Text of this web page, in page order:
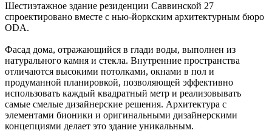
Шестиэтажное здание резиденции Саввинской 27
спроектировано вместе с нью-йоркским архитектурным бюро
ODA.
Фасад дома, отражающийся в глади воды, выполнен из
натурального камня и стекла. Внутренние пространства
отличаются высокими потолками, окнами в пол и
продуманной планировкой, позволяющей эффективно
использовать каждый квадратный метр и реализовывать
самые смелые дизайнерские решения. Архитектура с
элементами бионики и оригинальными дизайнерскими
концепциями делает это здание уникальным.